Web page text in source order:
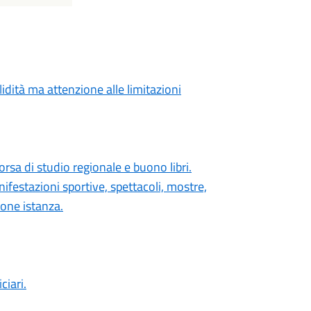
ma attenzione alle limitazioni
di studio regionale e buono libri.
sportive, spettacoli, mostre,
istanza.